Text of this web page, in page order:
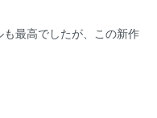
最高でしたが、この新作